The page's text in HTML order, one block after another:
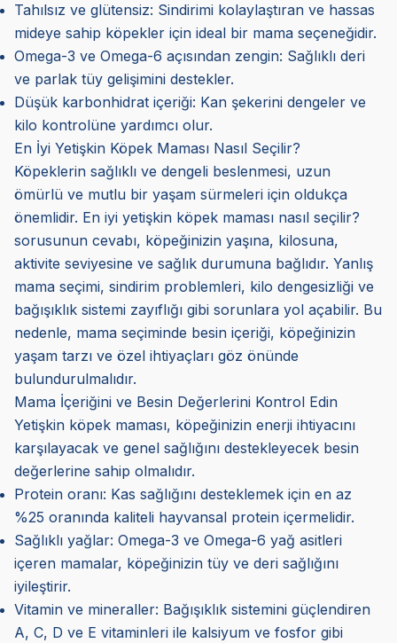
Tahılsız ve glütensiz: Sindirimi kolaylaştıran ve hassas
mideye sahip köpekler için ideal bir mama seçeneğidir.
Omega-3 ve Omega-6 açısından zengin: Sağlıklı deri
ve parlak tüy gelişimini destekler.
Düşük karbonhidrat içeriği: Kan şekerini dengeler ve
kilo kontrolüne yardımcı olur.
En İyi Yetişkin Köpek Maması Nasıl Seçilir?
Köpeklerin sağlıklı ve dengeli beslenmesi, uzun
ömürlü ve mutlu bir yaşam sürmeleri için oldukça
önemlidir. En iyi yetişkin köpek maması nasıl seçilir?
sorusunun cevabı, köpeğinizin yaşına, kilosuna,
aktivite seviyesine ve sağlık durumuna bağlıdır. Yanlış
mama seçimi, sindirim problemleri, kilo dengesizliği ve
bağışıklık sistemi zayıflığı gibi sorunlara yol açabilir. Bu
nedenle, mama seçiminde besin içeriği, köpeğinizin
yaşam tarzı ve özel ihtiyaçları göz önünde
bulundurulmalıdır.
Mama İçeriğini ve Besin Değerlerini Kontrol Edin
Yetişkin köpek maması, köpeğinizin enerji ihtiyacını
karşılayacak ve genel sağlığını destekleyecek besin
değerlerine sahip olmalıdır.
Protein oranı: Kas sağlığını desteklemek için en az
%25 oranında kaliteli hayvansal protein içermelidir.
Sağlıklı yağlar: Omega-3 ve Omega-6 yağ asitleri
içeren mamalar, köpeğinizin tüy ve deri sağlığını
iyileştirir.
Vitamin ve mineraller: Bağışıklık sistemini güçlendiren
A, C, D ve E vitaminleri ile kalsiyum ve fosfor gibi